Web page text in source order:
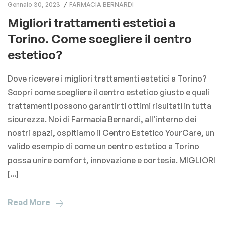
Gennaio 30, 2023 FARMACIA BERNARDI
Migliori trattamenti estetici a
Torino. Come scegliere il centro
estetico?
Dove ricevere i migliori trattamenti estetici a Torino?
Scopri come scegliere il centro estetico giusto e quali
trattamenti possono garantirti ottimi risultati in tutta
sicurezza. Noi di Farmacia Bernardi, all’interno dei
nostri spazi, ospitiamo il Centro Estetico YourCare, un
valido esempio di come un centro estetico a Torino
possa unire comfort, innovazione e cortesia. MIGLIORI
[...]
Read More